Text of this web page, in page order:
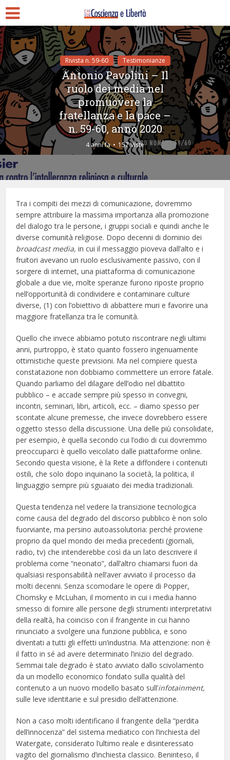
Rivista n. 59-60 Testimonianze
Antonio Pavolini – Il
ruolo dei media nel
promuovere la
fratellanza e la pace –
n. 59-60, anno 2020
4 anni fa 157 Viste
Tra i compiti dei mezzi di comunicazione, dovremmo
sempre attribuire la massima importanza alla promozione
del dialogo tra le persone, i gruppi sociali e quindi anche le
diverse comunità religiose. Dopo decenni di dominio dei
broadcast media,in cui il messaggio pioveva dall’alto e i
fruitori avevano un ruolo esclusivamente passivo, con il
sorgere di internet, una piattaforma di comunicazione
globale a due vie, molte speranze furono riposte proprio
nell’opportunità di condividere e contaminare culture
diverse, (1) con l’obiettivo di abbattere muri e favorire una
maggiore fratellanza tra le comunità.
Quello che invece abbiamo potuto riscontrare negli ultimi
anni, purtroppo, è stato quanto fossero ingenuamente
ottimistiche queste previsioni. Ma nel compiere questa
constatazione non dobbiamo commettere un errore fatale.
Quando parliamo del dilagare dell’odio nel dibattito
pubblico – e accade sempre più spesso in convegni,
incontri, seminari, libri, articoli, ecc. – diamo spesso per
scontate alcune premesse, che invece dovrebbero essere
oggetto stesso della discussione. Una delle più consolidate,
per esempio, è quella secondo cui l’odio di cui dovremmo
preoccuparci è quello veicolato dalle piattaforme online.
Secondo questa visione, è la Rete a diffondere i contenuti
ostili, che solo dopo inquinano la società, la politica, il
linguaggio sempre più sguaiato dei media tradizionali.
Questa tendenza nel vedere la transizione tecnologica
come causa del degrado del discorso pubblico è non solo
fuorviante, ma persino autoassolutoria: perché proviene
proprio da quel mondo dei media precedenti (giornali,
radio, tv) che intenderebbe così da un lato descrivere il
problema come “neonato”, dall’altro chiamarsi fuori da
qualsiasi responsabilità nell’aver avviato il processo da
molti decenni. Senza scomodare le opere di Popper,
Chomsky e McLuhan, il momento in cui i media hanno
smesso di fornire alle persone degli strumenti interpretativi
della realtà, ha coinciso con il frangente in cui hanno
rinunciato a svolgere una funzione pubblica, e sono
diventati a tutti gli effetti un’industria. Ma attenzione: non è
il fatto in sé ad avere determinato l’inizio del degrado.
Semmai tale degrado è stato avviato dallo scivolamento
da un modello economico fondato sulla qualità del
contenuto a un nuovo modello basato sull’infotainment,
sulle leve identitarie e sul presidio dell’attenzione.
Non a caso molti identificano il frangente della “perdita
dell’innocenza” del sistema mediatico con l’inchiesta del
Watergate, considerato l’ultimo reale e disinteressato
vagito del giornalismo d’inchiesta classico. Beninteso, il